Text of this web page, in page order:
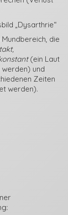
„Dysarthrie“
Mundbereich, die
(ein Laut
und
Zeiten
werden).